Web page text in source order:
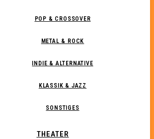
POP & CROSSOVER
METAL & ROCK
INDIE & ALTERNATIVE
KLASSIK & JAZZ
SONSTIGES
THEATER